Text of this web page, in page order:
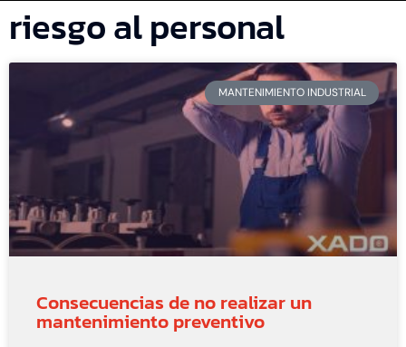
riesgo al personal
MANTENIMIENTO INDUSTRIAL
Consecuencias de no realizar un
mantenimiento preventivo